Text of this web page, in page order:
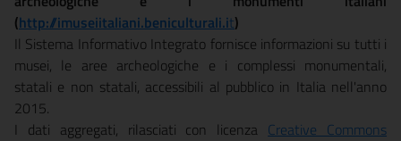
(http://imuseiitaliani.beniculturali.it)
Il Sistema Informativo Integrato fornisce informazioni su tutti i
musei, le aree archeologiche e i complessi monumentali,
statali e non statali, accessibili al pubblico in Italia nell'anno
2015.
I dati aggregati, rilasciati con licenza Creative Commons